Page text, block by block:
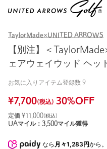
TaylorMade×UNITED ARROWS
【別注】＜
ェアウェイウッド ヘッ
お気に入りアイテム登録数 9
¥7,700(税込) 30%OFF
定価 ¥ 11,000(税込)
UAマイル： 3,500マイル獲得
なら 月々1,283円から